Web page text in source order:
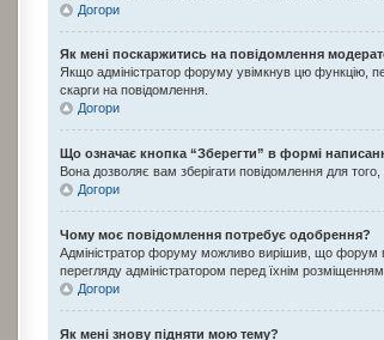
Догори
Як мені поскаржитись на повідомлення
Якщо адміністратор форуму увімкнув цю функцію,
скарги на повідомлення.
Догори
Що означає кнопка “Зберегти” в формі
Вона дозволяє вам зберігати повідомлення для
Догори
Чому моє повідомлення потребує одобрення?
Адміністратор форуму можливо вирішив, що форум
перегляду адміністратором перед їхнім
Догори
Як мені знову підняти мою тему?